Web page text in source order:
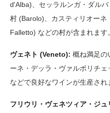
d'Alba)、セッラルンガ・ダル
村 (Barolo)、カスティリオー
Falletto) などの村が含まれます。
ヴェネト (Veneto): 概ね満足の
ーネ・デッラ・ヴァルポリチ
などで良好なワインが生産され
フリウリ・ヴェネツィア・ジ